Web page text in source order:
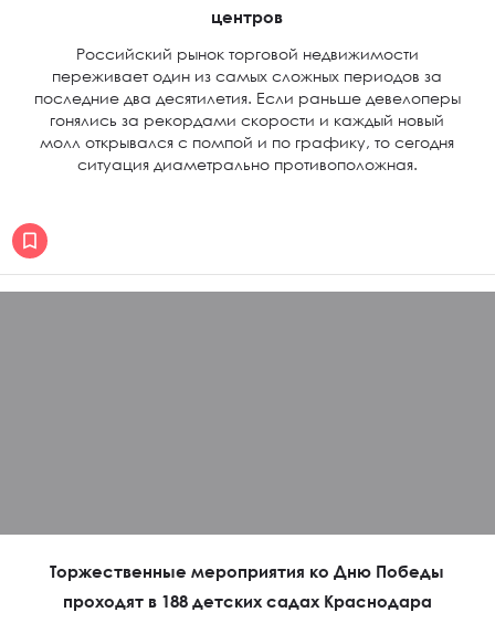
центров
Российский рынок торговой недвижимости
переживает один из самых сложных периодов за
последние два десятилетия. Если раньше девелоперы
гонялись за рекордами скорости и каждый новый
молл открывался с помпой и по графику, то сегодня
ситуация диаметрально противоположная.
Торжественные мероприятия ко Дню Победы
проходят в 188 детских садах Краснодара